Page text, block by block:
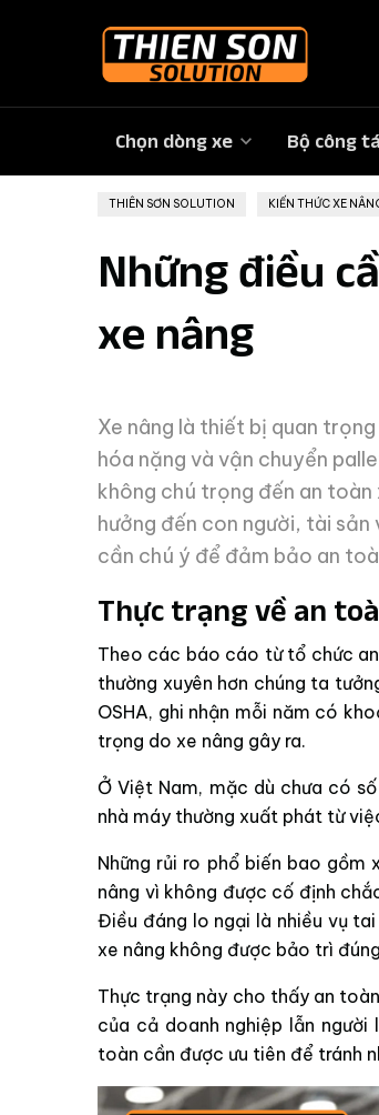
Chọn dòng xe Bộ công
THIÊN SƠN SOLUTION KIẾN THỨC XE
Những điều
xe nâng
Xe nâng là thiết bị quan
hóa nặng và vận chuyển
không chú trọng đến an
hưởng đến con người, tài
cần chú ý để đảm bảo an
Thực trạng về an
Theo các báo cáo từ tổ chức
thường xuyên hơn chúng ta
OSHA, ghi nhận mỗi năm có
trọng do xe nâng gây ra.
Ở Việt Nam, mặc dù chưa có
nhà máy thường xuất phát từ
Những rủi ro phổ biến bao
nâng vì không được cố định
Điều đáng lo ngại là nhiều vụ
xe nâng không được bảo trì
Thực trạng này cho thấy an
của cả doanh nghiệp lẫn
toàn cần được ưu tiên để tránh